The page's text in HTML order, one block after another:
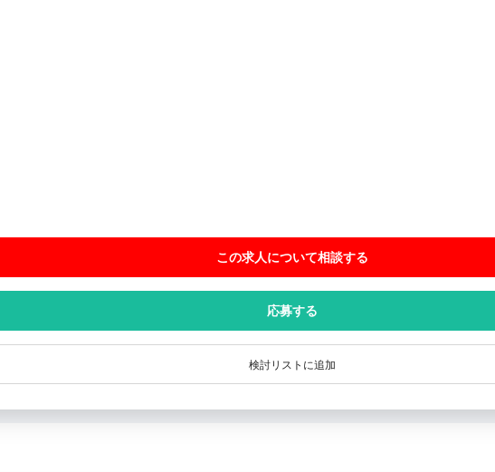
この求人について相談する
応募する
検討リストに追加